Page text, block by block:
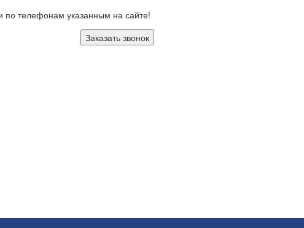
по телефонам указанным на сайте!
Заказать звонок